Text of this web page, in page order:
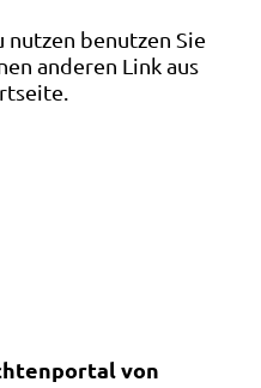
benutzen Sie
anderen Link aus
von